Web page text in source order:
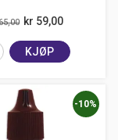
kr 59,00
KJØP
-10%